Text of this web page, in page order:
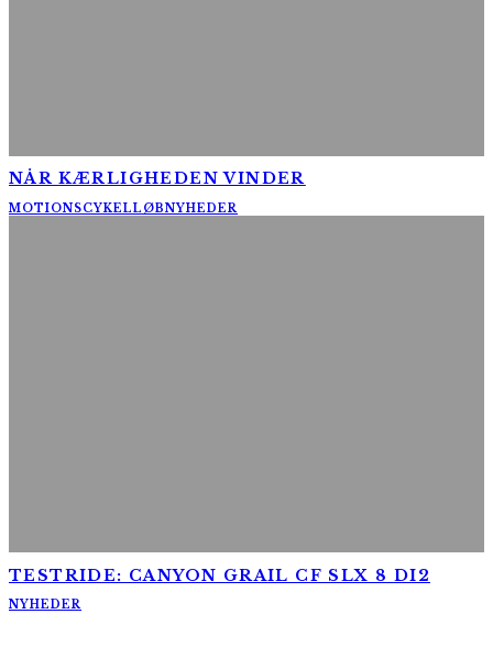
NÅR KÆRLIGHEDEN VINDER
MOTIONSCYKELLØBNYHEDER
TESTRIDE: CANYON GRAIL CF SLX 8 DI2
NYHEDER